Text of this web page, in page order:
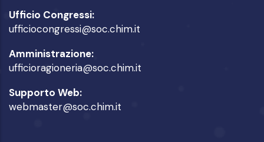
Ufficio Congressi:
ufficiocongressi@soc.chim.it
Amministrazione:
ufficioragioneria@soc.chim.it
Supporto Web:
webmaster@soc.chim.it